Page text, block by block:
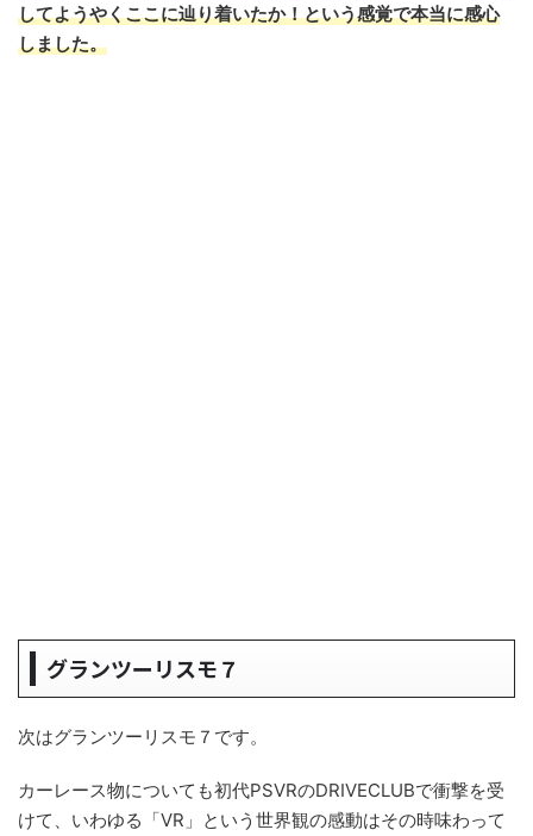
してようやくここに辿り着いたか！という感覚で本当に感心
しました。
グランツーリスモ７
次はグランツーリスモ７です。
カーレース物についても初代PSVRのDRIVECLUBで衝撃を受
けて、いわゆる「VR」という世界観の感動はその時味わって